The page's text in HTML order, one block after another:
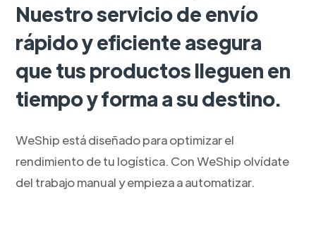
Nuestro servicio de envío
rápido y eficiente asegura
que tus productos lleguen en
tiempo y forma a su destino.
WeShip está diseñado para optimizar el
rendimiento de tu logística. Con WeShip olvídate
del trabajo manual y empieza a automatizar.